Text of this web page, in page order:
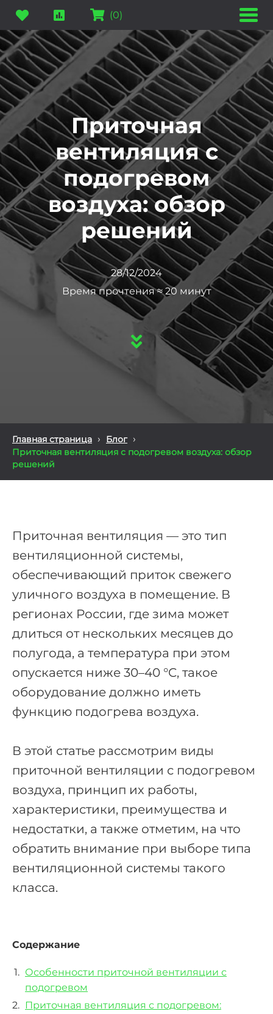
(0)
Приточная
вентиляция с
подогревом
воздуха: обзор
решений
28/12/2024
Время прочтения ≈ 20 минут
Главная страница › Блог ›
Приточная вентиляция с подогревом воздуха: обзор
решений
Приточная вентиляция — это тип
вентиляционной системы,
обеспечивающий приток свежего
уличного воздуха в помещение. В
регионах России, где зима может
длиться от нескольких месяцев до
полугода, а температура при этом
опускается ниже 30–40 °C, такое
оборудование должно иметь
функцию подогрева воздуха.
В этой статье рассмотрим виды
приточной вентиляции с подогревом
воздуха, принцип их работы,
характеристики, преимущества и
недостатки, а также отметим, на что
обратить внимание при выборе типа
вентиляционной системы такого
класса.
Содержание
Особенности приточной вентиляции с
подогревом
Приточная вентиляция с подогревом: